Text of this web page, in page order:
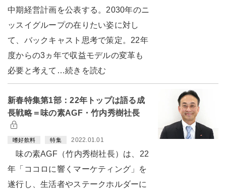
中期経営計画を公表する。2030年のニ
ッスイグループの在りたい姿に対し
て、バックキャスト思考で策定。22年
度からの3ヵ年で収益モデルの変革も
必要と考えて…続きを読む
新春特集第1部：22年トップは語る成
長戦略＝味の素AGF・竹内秀樹社長
嗜好飲料 特集 2022.01.01
味の素AGF（竹内秀樹社長）は、22
年「ココロに響くマーケティング」を
遂行し、生活者やステークホルダーに